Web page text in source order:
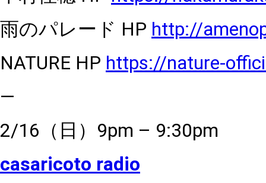
雨のパレード HP http://
NATURE HP https://nature-
—
2/16（日）9pm – 9:30pm
casaricoto radio